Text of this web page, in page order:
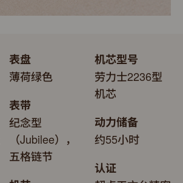
表盘
薄荷绿色
表带
纪念型
（Jubilee），
五格链节
机芯型号
劳力士2236型
机芯
动力储备
约55小时
认证